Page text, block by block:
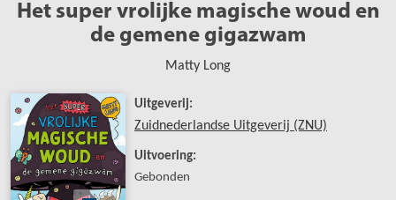
Het super vrolijke magische woud en
de gemene gigazwam
Matty Long
Uitgeverij:
Zuidnederlandse Uitgeverij (ZNU)
Uitvoering:
Gebonden